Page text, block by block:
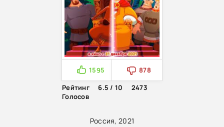
Россия, 2021
1595
878
Рейтинг
6.5 / 10
2473
Голосов